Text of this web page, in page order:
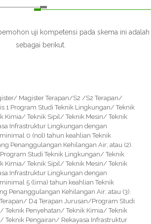
uji kompetensi pada skema ini adalah
sebagai berikut.
Magister Terapan/S2 /S2 Terapan/
1 Program Studi Teknik Lingkungan/ Teknik
Kimia/ Teknik Sipil/ Teknik Mesin/ Teknik
Infrastruktur Lingkungan dengan
0 (nol) tahun keahlian Teknik
Penanggulangan Kehilangan Air; atau (2).
Studi Teknik Lingkungan/ Teknik
Kimia/ Teknik Sipil/ Teknik Mesin/ Teknik
Infrastruktur Lingkungan dengan
5 (lima) tahun keahlian Teknik
Penanggulangan Kehilangan Air; atau (3).
D4 Terapan Jurusan/Program Studi
Teknik Penyehatan/ Teknik Kimia/ Teknik
Teknik Pengairan/ Rekayasa Infrastruktur